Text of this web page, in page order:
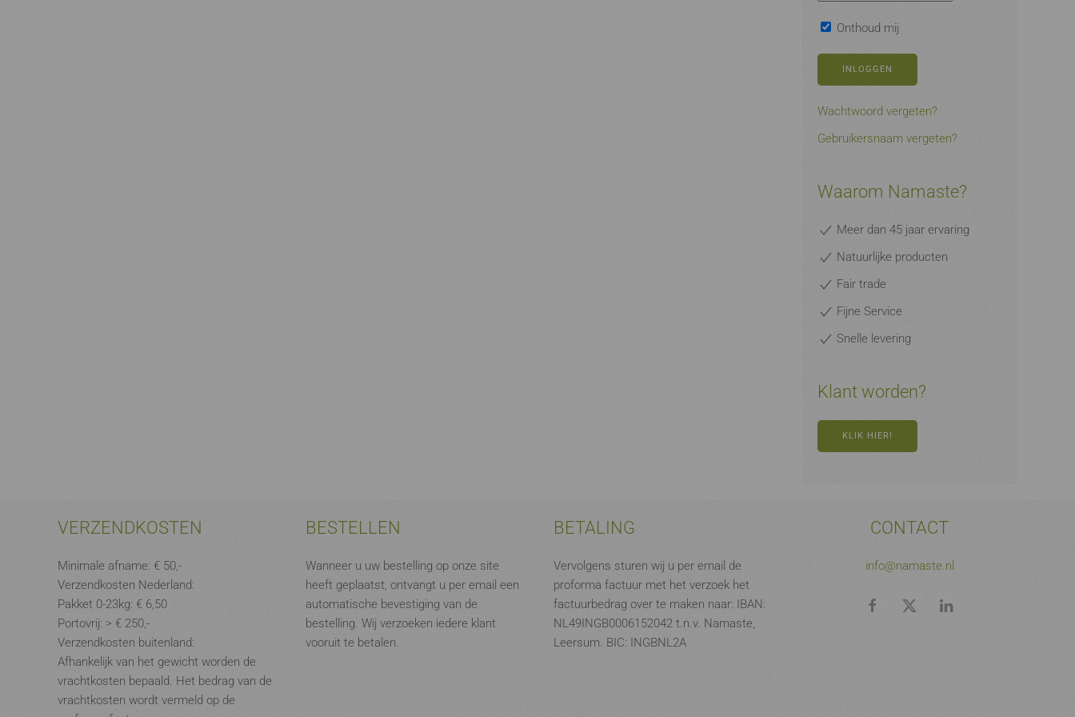
Onthoud mij
INLOGGEN
Wachtwoord vergeten?
Gebruikersnaam vergeten?
Waarom Namaste?
Meer dan 45 jaar ervaring
Natuurlijke producten
Fair trade
Fijne Service
Snelle levering
Klant worden?
KLIK HIER!
VERZENDKOSTEN
Minimale afname: € 50,-
Verzendkosten Nederland:
Pakket 0-23kg: € 6,50
Portovrij: > € 250,-
Verzendkosten buitenland:
Afhankelijk van het gewicht worden de
vrachtkosten bepaald. Het bedrag van de
vrachtkosten wordt vermeld op de
BESTELLEN
Wanneer u uw bestelling op onze site
heeft geplaatst, ontvangt u per email een
automatische bevestiging van de
bestelling. Wij verzoeken iedere klant
vooruit te betalen.
BETALING
Vervolgens sturen wij u per email de
proforma factuur met het verzoek het
factuurbedrag over te maken naar: IBAN:
NL49INGB0006152042 t.n.v. Namaste,
Leersum. BIC: INGBNL2A
CONTACT
info@namaste.nl